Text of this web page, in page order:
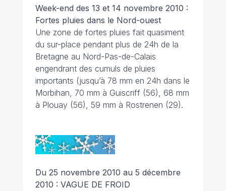
Week-end des 13 et 14 novembre 2010 :
Fortes pluies dans le Nord-ouest
Une zone de fortes pluies fait quasiment
du sur-place pendant plus de 24h de la
Bretagne au Nord-Pas-de-Calais
engendrant des cumuls de pluies
importants (jusqu’à 78 mm en 24h dans le
Morbihan, 70 mm à Guiscriff (56), 68 mm
à Plouay (56), 59 mm à Rostrenen (29).
Du 25 novembre 2010 au 5 décembre
2010 : VAGUE DE FROID